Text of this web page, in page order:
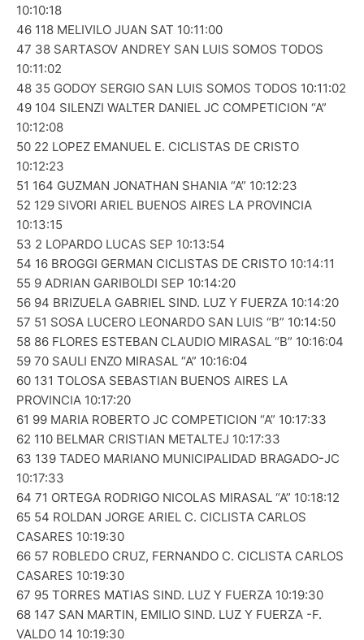
10:10:18
46 118 MELIVILO JUAN SAT 10:11:00
47 38 SARTASOV ANDREY SAN LUIS SOMOS TODOS
10:11:02
48 35 GODOY SERGIO SAN LUIS SOMOS TODOS 10:11:02
49 104 SILENZI WALTER DANIEL JC COMPETICION “A”
10:12:08
50 22 LOPEZ EMANUEL E. CICLISTAS DE CRISTO
10:12:23
51 164 GUZMAN JONATHAN SHANIA “A” 10:12:23
52 129 SIVORI ARIEL BUENOS AIRES LA PROVINCIA
10:13:15
53 2 LOPARDO LUCAS SEP 10:13:54
54 16 BROGGI GERMAN CICLISTAS DE CRISTO 10:14:11
55 9 ADRIAN GARIBOLDI SEP 10:14:20
56 94 BRIZUELA GABRIEL SIND. LUZ Y FUERZA 10:14:20
57 51 SOSA LUCERO LEONARDO SAN LUIS “B” 10:14:50
58 86 FLORES ESTEBAN CLAUDIO MIRASAL “B” 10:16:04
59 70 SAULI ENZO MIRASAL “A” 10:16:04
60 131 TOLOSA SEBASTIAN BUENOS AIRES LA
PROVINCIA 10:17:20
61 99 MARIA ROBERTO JC COMPETICION “A” 10:17:33
62 110 BELMAR CRISTIAN METALTEJ 10:17:33
63 139 TADEO MARIANO MUNICIPALIDAD BRAGADO-JC
10:17:33
64 71 ORTEGA RODRIGO NICOLAS MIRASAL “A” 10:18:12
65 54 ROLDAN JORGE ARIEL C. CICLISTA CARLOS
CASARES 10:19:30
66 57 ROBLEDO CRUZ, FERNANDO C. CICLISTA CARLOS
CASARES 10:19:30
67 95 TORRES MATIAS SIND. LUZ Y FUERZA 10:19:30
68 147 SAN MARTIN, EMILIO SIND. LUZ Y FUERZA -F.
VALDO 14 10:19:30